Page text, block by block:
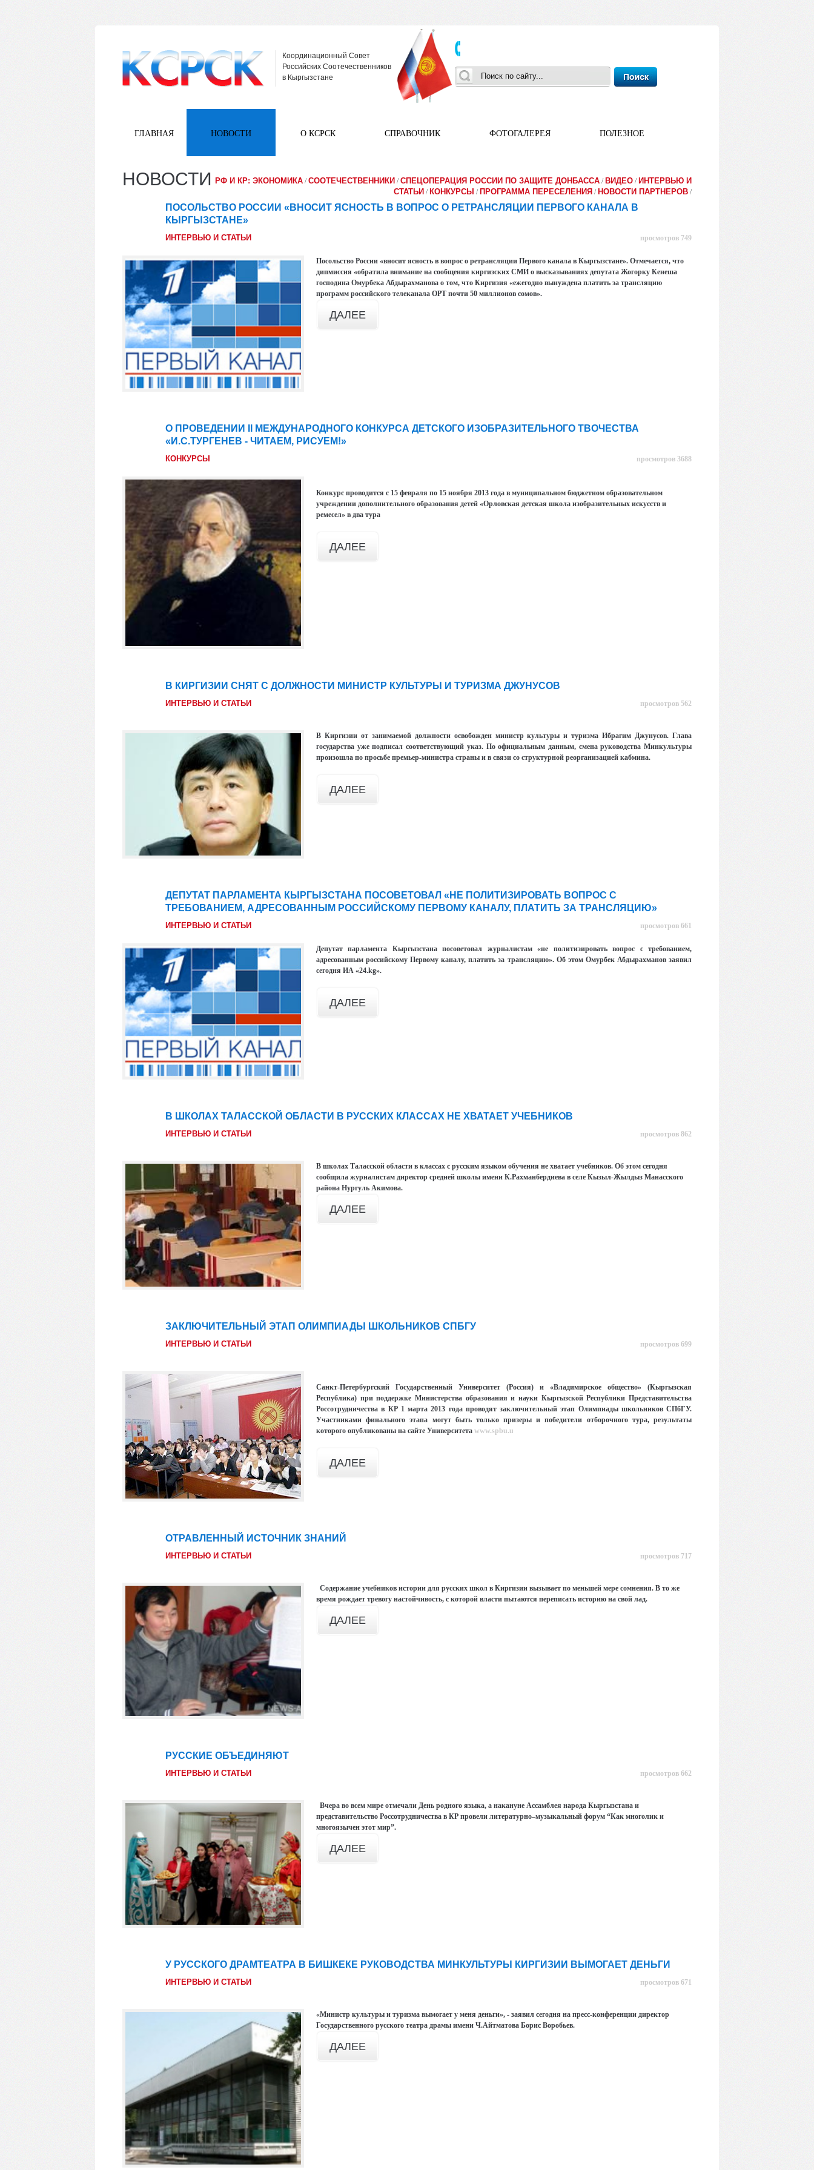
Координационный Совет
Российских Соотечественников
в Кыргызстане
ГЛАВНАЯ НОВОСТИ О КСРСК СПРАВОЧНИК ФОТОГАЛЕРЕЯ ПОЛЕЗНОЕ
НОВОСТИ РФ И КР: ЭКОНОМИКА /СООТЕЧЕСТВЕННИКИ /СПЕЦОПЕРАЦИЯ РОССИИ ПО ЗАЩИТЕ ДОНБАССА / ВИДЕО / ИНТЕРВЬЮ И
СТАТЬИ / КОНКУРСЫ / ПРОГРАММА ПЕРЕСЕЛЕНИЯ / НОВОСТИ ПАРТНЕРОВ /
ПОСОЛЬСТВО РОССИИ «ВНОСИТ ЯСНОСТЬ В ВОПРОС О РЕТРАНСЛЯЦИИ ПЕРВОГО КАНАЛА В
КЫРГЫЗСТАНЕ»
ИНТЕРВЬЮ И СТАТЬИ просмотров 749
Посольство России «вносит ясность в вопрос о ретрансляции Первого канала в Кыргызстане». Отмечается, что
дипмиссия «обратила внимание на сообщения киргизских СМИ о высказываниях депутата Жогорку Кенеша
господина Омурбека Абдырахманова о том, что Киргизия «ежегодно вынуждена платить за трансляцию
программ российского телеканала ОРТ почти 50 миллионов сомов».
ДАЛЕЕ
О ПРОВЕДЕНИИ II МЕЖДУНАРОДНОГО КОНКУРСА ДЕТСКОГО ИЗОБРАЗИТЕЛЬНОГО ТВОЧЕСТВА
«И.С.ТУРГЕНЕВ - ЧИТАЕМ, РИСУЕМ!»
КОНКУРСЫ просмотров 3688
Конкурс проводится с 15 февраля по 15 ноября 2013 года в муниципальном бюджетном образовательном
учреждении дополнительного образования детей «Орловская детская школа изобразительных искусств и
ремесел» в два тура
ДАЛЕЕ
В КИРГИЗИИ СНЯТ С ДОЛЖНОСТИ МИНИСТР КУЛЬТУРЫ И ТУРИЗМА ДЖУНУСОВ
ИНТЕРВЬЮ И СТАТЬИ просмотров 562
В Киргизии от занимаемой должности освобожден министр культуры и туризма Ибрагим Джунусов. Глава
государства уже подписал соответствующий указ. По официальным данным, смена руководства Минкультуры
произошла по просьбе премьер-министра страны и в связи со структурной реорганизацией кабмина.
ДАЛЕЕ
ДЕПУТАТ ПАРЛАМЕНТА КЫРГЫЗСТАНА ПОСОВЕТОВАЛ «НЕ ПОЛИТИЗИРОВАТЬ ВОПРОС С
ТРЕБОВАНИЕМ, АДРЕСОВАННЫМ РОССИЙСКОМУ ПЕРВОМУ КАНАЛУ, ПЛАТИТЬ ЗА ТРАНСЛЯЦИЮ»
ИНТЕРВЬЮ И СТАТЬИ просмотров 661
Депутат парламента Кыргызстана посоветовал журналистам «не политизировать вопрос с требованием,
адресованным российскому Первому каналу, платить за трансляцию». Об этом Омурбек Абдырахманов заявил
сегодня ИА «24.kg».
ДАЛЕЕ
В ШКОЛАХ ТАЛАССКОЙ ОБЛАСТИ В РУССКИХ КЛАССАХ НЕ ХВАТАЕТ УЧЕБНИКОВ
ИНТЕРВЬЮ И СТАТЬИ просмотров 862
В школах Таласской области в классах с русским языком обучения не хватает учебников. Об этом сегодня
сообщила журналистам директор средней школы имени К.Рахманбердиева в селе Кызыл-Жылдыз Манасского
района Нургуль Акимова.
ДАЛЕЕ
ЗАКЛЮЧИТЕЛЬНЫЙ ЭТАП ОЛИМПИАДЫ ШКОЛЬНИКОВ СПБГУ
ИНТЕРВЬЮ И СТАТЬИ просмотров 699
Санкт-Петербургский Государственный Университет (Россия) и «Владимирское общество» (Кыргызская
Республика) при поддержке Министерства образования и науки Кыргызской Республики Представительства
Россотрудничества в КР 1 марта 2013 годапроводят заключительный этап Олимпиады школьников СПбГУ.
Участниками финального этапа могут быть только призеры и победители отборочного тура, результаты
которого опубликованы на сайте Университета www.spbu.u
ДАЛЕЕ
ОТРАВЛЕННЫЙ ИСТОЧНИК ЗНАНИЙ
ИНТЕРВЬЮ И СТАТЬИ просмотров 717
Содержание учебников истории для русских школ в Киргизии вызывает по меньшей мере сомнения. В то же
время рождает тревогу настойчивость, с которой власти пытаются переписать историю на свой лад.
ДАЛЕЕ
РУССКИЕ ОБЪЕДИНЯЮТ
ИНТЕРВЬЮ И СТАТЬИ просмотров 662
Вчера во всем мире отмечали День родного языка, а накануне Ассамблея народа Кыргызстана и
представительство Россотрудничества в КР провели литературно–музыкальный форум “Как многолик и
многоязычен этот мир”.
ДАЛЕЕ
У РУССКОГО ДРАМТЕАТРА В БИШКЕКЕ РУКОВОДСТВА МИНКУЛЬТУРЫ КИРГИЗИИ ВЫМОГАЕТ ДЕНЬГИ
ИНТЕРВЬЮ И СТАТЬИ просмотров 671
«Министр культуры и туризма вымогает у меня деньги», - заявил сегодня на пресс-конференции директор
Государственного русского театра драмы имени Ч.Айтматова Борис Воробьев.
ДАЛЕЕ